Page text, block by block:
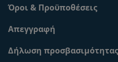
Όροι & Προϋποθέσεις
Απεγγραφή
Δήλωση προσβασιμότητας